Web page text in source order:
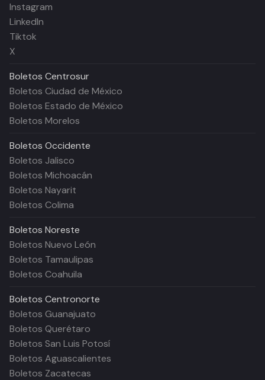
Instagram
LinkedIn
Tiktok
X
Boletos Centrosur
Boletos Ciudad de México
Boletos Estado de México
Boletos Morelos
Boletos Occidente
Boletos Jalisco
Boletos Michoacán
Boletos Nayarit
Boletos Colima
Boletos Noreste
Boletos Nuevo León
Boletos Tamaulipas
Boletos Coahuila
Boletos Centronorte
Boletos Guanajuato
Boletos Querétaro
Boletos San Luis Potosí
Boletos Aguascalientes
Boletos Zacatecas